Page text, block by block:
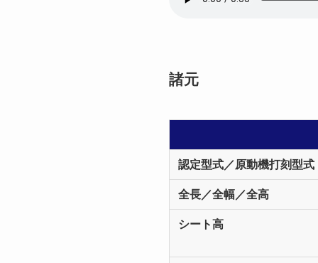
諸元
認定型式／原動機打刻型式
全長／全幅／全高
シート高